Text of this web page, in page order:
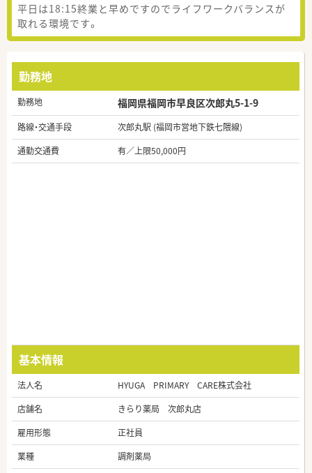
平日は18:15終業と早めですのでライフワークバランスが
取れる環境です。
勤務地
勤務地 福岡県福岡市早良区次郎丸5-1-9
路線・交通手段
次郎丸駅 (福岡市営地下鉄七隈線)
通勤交通費
有／上限50,000円
基本情報
法人名
HYUGA PRIMARY CARE株式会社
店舗名
きらり薬局 次郎丸店
雇用形態
正社員
業種
調剤薬局